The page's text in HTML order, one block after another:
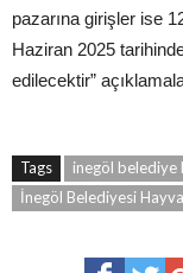
pazarına girişler ise
Haziran 2025
edilecektir”
Tags
inegöl belediye
İnegöl Belediyesi